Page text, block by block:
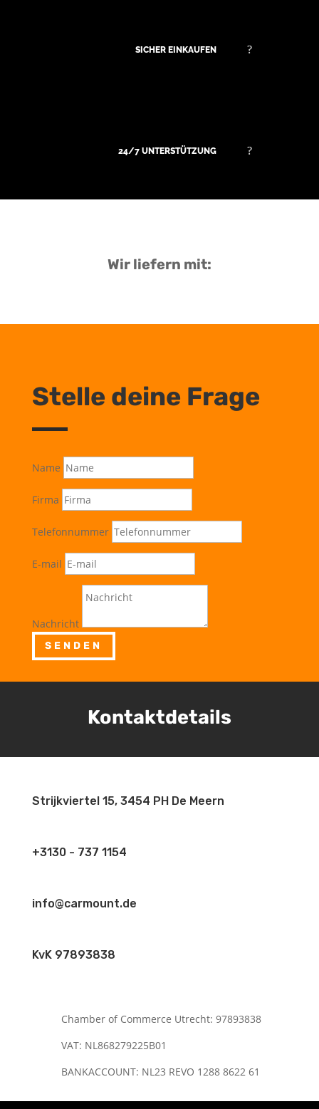
SICHER EINKAUFEN
24/7 UNTERSTÜTZUNG
Wir liefern mit:
Stelle deine Frage
Name
Firma
Telefonnummer
E-mail
Nachricht
SENDEN
Kontaktdetails
Strijkviertel 15, 3454 PH De Meern
+3130 - 737 1154
info@carmount.de
KvK 97893838
Chamber of Commerce Utrecht: 97893838
VAT: NL868279225B01
BANKACCOUNT: NL23 REVO 1288 8622 61